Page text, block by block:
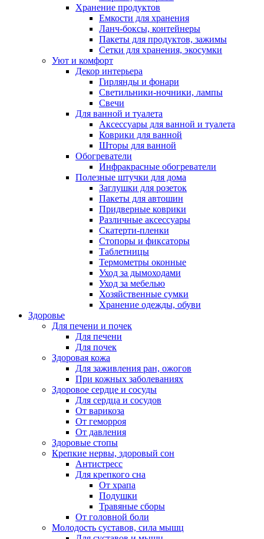
Хранение продуктов
Емкости для хранения
Ланч-боксы, контейнеры
Пакеты для продуктов, зажимы
Сетки для хранения, экосумки
Уют и комфорт
Декор интерьера
Гирлянды и фонари
Светильники-ночники, лампы
Свечи
Для ванной и туалета
Аксессуары для ванной и туалета
Коврики для ванной
Шторы для ванной
Обогреватели
Инфракрасные обогреватели
Полезные штучки для дома
Заглушки для розеток
Пакеты для автошин
Придверные коврики
Различные аксессуары
Скатерти-пленки
Стопоры и фиксаторы
Таблетницы
Термометры оконные
Уход за дымоходами
Уход за мебелью
Хозяйственные сумки
Хранение одежды, обуви
Здоровье
Для печени и почек
Для печени
Для почек
Здоровая кожа
Для заживления ран, ожогов
При кожных заболеваниях
Здоровое сердце и сосуды
Для сердца и сосудов
От варикоза
От геморроя
От давления
Здоровые стопы
Крепкие нервы, здоровый сон
Антистресс
Для крепкого сна
От храпа
Подушки
Травяные сборы
От головной боли
Молодость суставов, сила мышц